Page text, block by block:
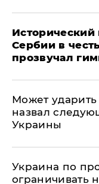
Исторический
Сербии в
прозвучал
Может
назвал
Украины
Украина по
ограничивать